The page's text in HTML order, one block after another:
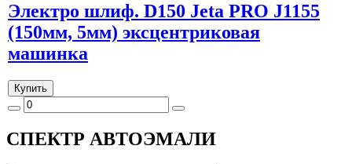
Электро шлиф. D150 Jeta PRO J1155
(150мм, 5мм) эксцентриковая
машинка
Купить
СПЕКТР АВТОЭМАЛИ